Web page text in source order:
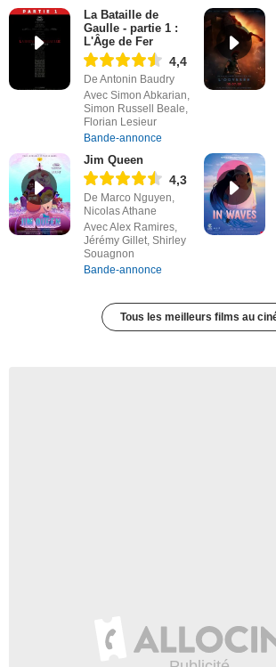
La Bataille de
Gaulle - partie 1 :
L'Âge de Fer
4,4
De Antonin Baudry
Avec Simon Abkarian,
Simon Russell Beale,
Florian Lesieur
Bande-annonce
Jim Queen
4,3
De Marco Nguyen,
Nicolas Athane
Avec Alex Ramires,
Jérémy Gillet, Shirley
Souagnon
Bande-annonce
Tous les meilleurs films au